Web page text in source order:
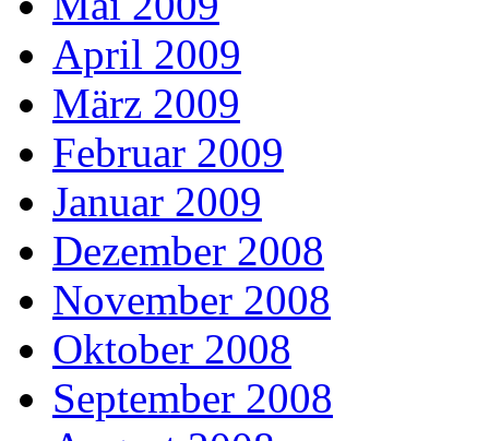
April 2009
März 2009
Februar 2009
Januar 2009
Dezember 2008
November 2008
Oktober 2008
September 2008